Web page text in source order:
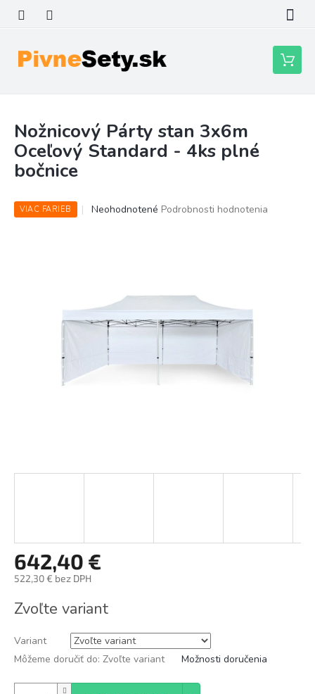
obsah
Nákupný
košík
Nožnicový Párty stan 3x6m
Oceľový Standard - 4ks plné
bočnice
VIAC FARIEB
Priemerné
hviezdičiek.
Neohodnotené Podrobnosti hodnotenia
642,40 €
522,30 € bez DPH
cena:
Zvoľte variant
Variant
Môžeme doručiť do: Zvoľte variant Možnosti doručenia